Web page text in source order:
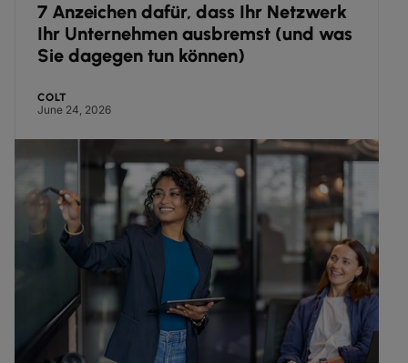
7 Anzeichen dafür, dass Ihr Netzwerk
Ihr Unternehmen ausbremst (und was
Sie dagegen tun können)
COLT
June 24, 2026